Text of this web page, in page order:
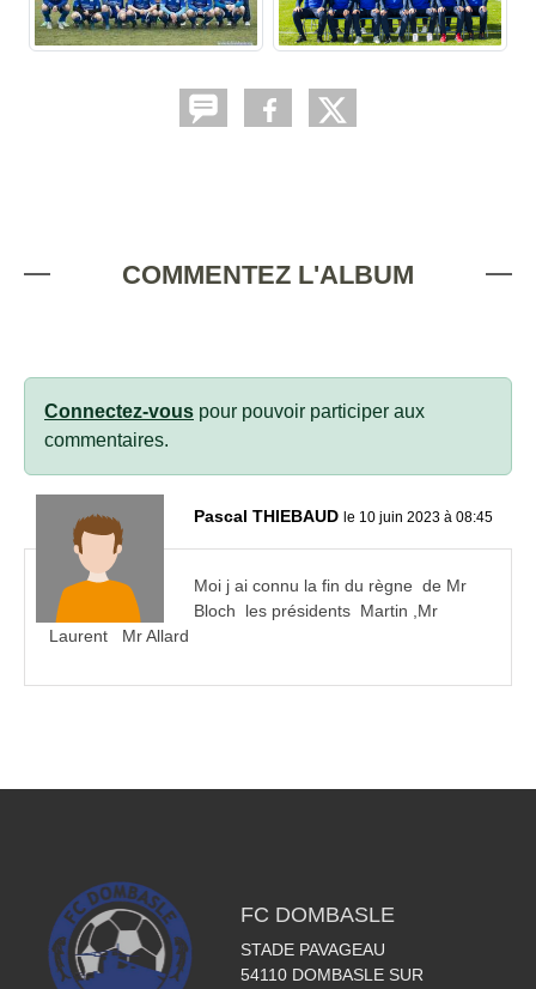
COMMENTEZ L'ALBUM
Connectez-vous pour pouvoir participer aux
commentaires.
Pascal THIEBAUD le 10 juin 2023 à 08:45
Moi j ai connu la fin du règne de Mr
Bloch les présidents Martin ,Mr
Laurent Mr Allard
FC DOMBASLE
STADE PAVAGEAU
54110 DOMBASLE SUR